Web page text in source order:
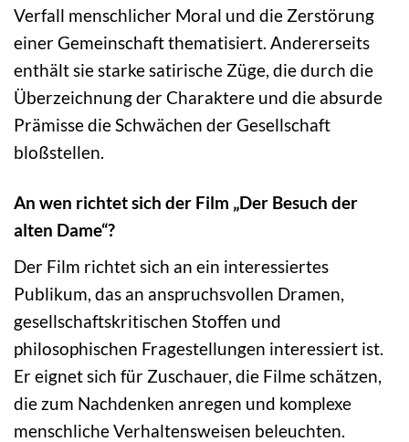
Verfall menschlicher Moral und die Zerstörung
einer Gemeinschaft thematisiert. Andererseits
enthält sie starke satirische Züge, die durch die
Überzeichnung der Charaktere und die absurde
Prämisse die Schwächen der Gesellschaft
bloßstellen.
An wen richtet sich der Film „Der Besuch der
alten Dame“?
Der Film richtet sich an ein interessiertes
Publikum, das an anspruchsvollen Dramen,
gesellschaftskritischen Stoffen und
philosophischen Fragestellungen interessiert ist.
Er eignet sich für Zuschauer, die Filme schätzen,
die zum Nachdenken anregen und komplexe
menschliche Verhaltensweisen beleuchten.